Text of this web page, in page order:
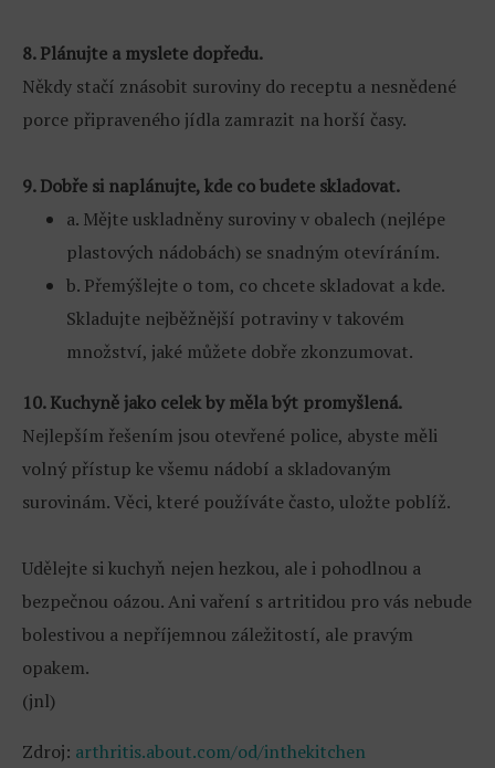
8. Plánujte a myslete dopředu.
Někdy stačí znásobit suroviny do receptu a nesnědené
porce připraveného jídla zamrazit na horší časy.
9. Dobře si naplánujte, kde co budete skladovat.
a. Mějte uskladněny suroviny v obalech (nejlépe
plastových nádobách) se snadným otevíráním.
b. Přemýšlejte o tom, co chcete skladovat a kde.
Skladujte nejběžnější potraviny v takovém
množství, jaké můžete dobře zkonzumovat.
10. Kuchyně jako celek by měla být promyšlená.
Nejlepším řešením jsou otevřené police, abyste měli
volný přístup ke všemu nádobí a skladovaným
surovinám. Věci, které používáte často, uložte poblíž.
Udělejte si kuchyň nejen hezkou, ale i pohodlnou a
bezpečnou oázou. Ani vaření s artritidou pro vás nebude
bolestivou a nepříjemnou záležitostí, ale pravým
opakem.
(jnl)
Zdroj: arthritis.about.com/od/inthekitchen